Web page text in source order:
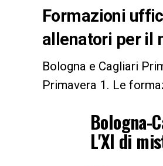
Formazioni
allenatori per il
Bologna e Cagliari
Primavera 1. Le
Bologna-
L'XI di